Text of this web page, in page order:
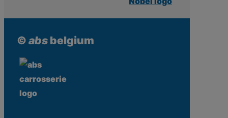
© abs belgium